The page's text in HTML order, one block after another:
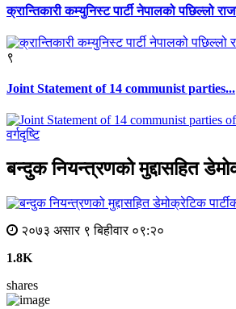
क्रान्तिकारी कम्युनिस्ट पार्टी नेपालको पछिल्लो
९
Joint Statement of 14 communist parties...
वर्गदृष्टि
बन्दुक नियन्त्रणको मुद्दासहित
२०७३ असार ९ बिहीवार ०९:२०
1.8K
shares